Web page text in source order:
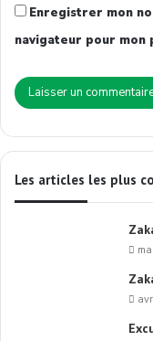
Enregistrer mon
navigateur pour mon
Les articles les plus